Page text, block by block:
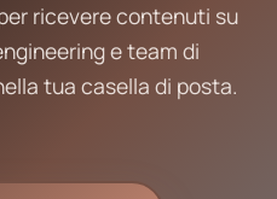
ricevere contenuti su
e team di
tua casella di posta.